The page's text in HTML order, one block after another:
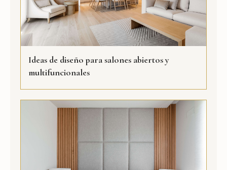
Ideas de diseño para salones abiertos y
multifuncionales